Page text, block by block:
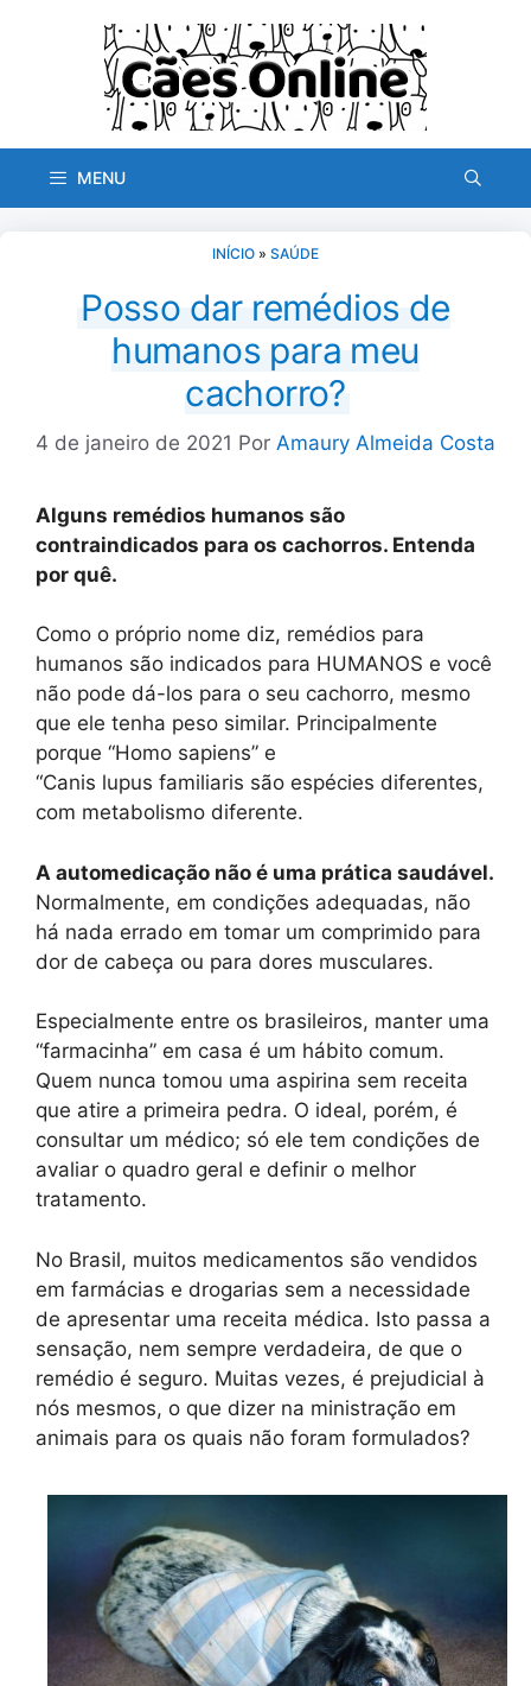
MENU
INÍCIO » SAÚDE
Posso dar remédios de
humanos para meu
cachorro?
4 de janeiro de 2021 Por Amaury Almeida Costa
Alguns remédios humanos são
contraindicados para os cachorros. Entenda
por quê.
Como o próprio nome diz, remédios para
humanos são indicados para HUMANOS e você
não pode dá-los para o seu cachorro, mesmo
que ele tenha peso similar. Principalmente
porque “Homo sapiens” e
“Canis lupus familiaris são espécies diferentes,
com metabolismo diferente.
A automedicação não é uma prática saudável.
Normalmente, em condições adequadas, não
há nada errado em tomar um comprimido para
dor de cabeça ou para dores musculares.
Especialmente entre os brasileiros, manter uma
“farmacinha” em casa é um hábito comum.
Quem nunca tomou uma aspirina sem receita
que atire a primeira pedra. O ideal, porém, é
consultar um médico; só ele tem condições de
avaliar o quadro geral e definir o melhor
tratamento.
No Brasil, muitos medicamentos são vendidos
em farmácias e drogarias sem a necessidade
de apresentar uma receita médica. Isto passa a
sensação, nem sempre verdadeira, de que o
remédio é seguro. Muitas vezes, é prejudicial à
nós mesmos, o que dizer na ministração em
animais para os quais não foram formulados?